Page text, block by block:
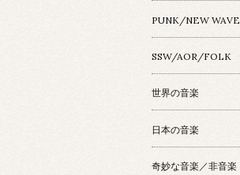
PUNK/NEW WAVE
SSW/AOR/FOLK
世界の音楽
日本の音楽
奇妙な音楽／非音楽